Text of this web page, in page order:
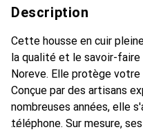
Description
Cette housse en cuir
la qualité et le savoir-
Noreve. Elle protège
Conçue par des artisans
nombreuses années, elle
téléphone. Sur mesure,